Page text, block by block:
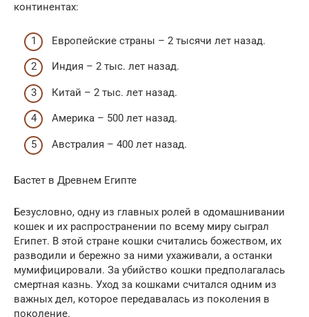
континентах:
Европейские страны – 2 тысячи лет назад.
Индия – 2 тыс. лет назад.
Китай – 2 тыс. лет назад.
Америка – 500 лет назад.
Австралия – 400 лет назад.
Бастет в Древнем Египте
Безусловно, одну из главных ролей в одомашнивании
кошек и их распространении по всему миру сыграл
Египет. В этой стране кошки считались божеством, их
разводили и бережно за ними ухаживали, а останки
мумифицировали. За убийство кошки предполагалась
смертная казнь. Уход за кошками считался одним из
важных дел, которое передавалась из поколения в
поколение.